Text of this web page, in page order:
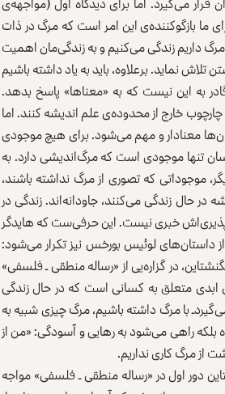
بازگو‌کننده‌ی این امر است که مرگ در ذات
داریم زندگی می‌کنیم و به زندگی‌مان اهمیت
نماید. برعلاوه، باید به یاد داشته باشیم
این نیست که به «معناها» پاسخ بدهد.
خارج از محدوده‌ی علم اندیشه کنند. اما
معنادار و مهم می‌شود. برای هیچ موجودی
تنها موجودی است که مرگ‌‌اندیشی دارد. به
موجوداتی که تصوری از مرگ نداشته باشند،
در حال زندگی ‌می‌کنند، جاودانه‌اند. زندگی در
خبری نیست. این حرفی‌ست که هایدگر
داستان‌های لوئیس بورخس نیز تکرار می‌شود:
در گزاره‌یی از «رساله منطقی ـ فلسفی»
ابدی متعلق به کسانی است که در حال زندگی
با مرگ داشته باشیم، مرگ چیزی شبیه به
راهی می‌شود به رهایی و آسودگی: «من از
از مرگ کاری نداریم.
دور اول در «رساله منطقی ـ فلسفی» مواجه